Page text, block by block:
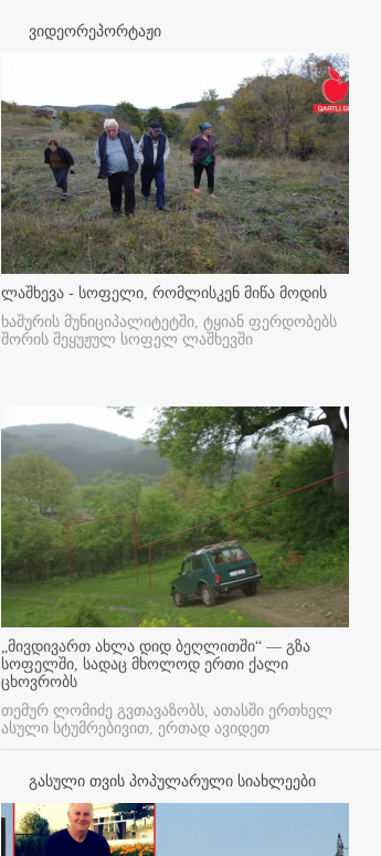
ვიდეორეპორტაჟი
ლაშხევა - სოფელი, რომლისკენ მიწა მოდის
ხაშურის მუნიციპალიტეტში, ტყიან ფერდობებს
შორის შეყუჟულ სოფელ ლაშხევში
„მივდივართ ახლა დიდ ბეღლითში“ — გზა
სოფელში, სადაც მხოლოდ ერთი ქალი
ცხოვრობს
თემურ ლომიძე გვთავაზობს, ათასში ერთხელ
ასული სტუმრებივით, ერთად ავიდეთ
გასული თვის პოპულარული სიახლეები